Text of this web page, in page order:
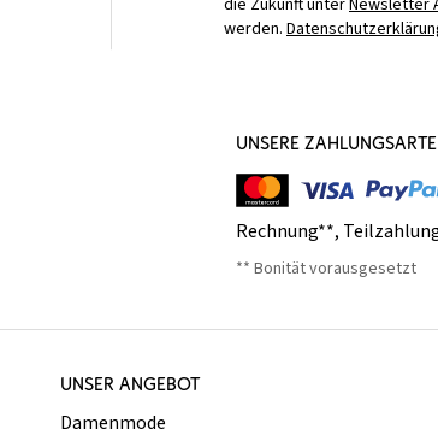
die Zukunft unterNewsletter
werden.
UNSERE
Rechnung**,
** Bonität vorausgesetzt
UNSER ANGEBOT
Damenmode